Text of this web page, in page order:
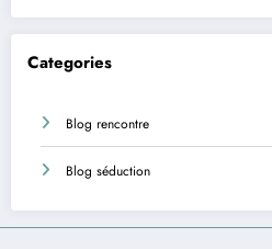
Categories
Blog rencontre
Blog séduction